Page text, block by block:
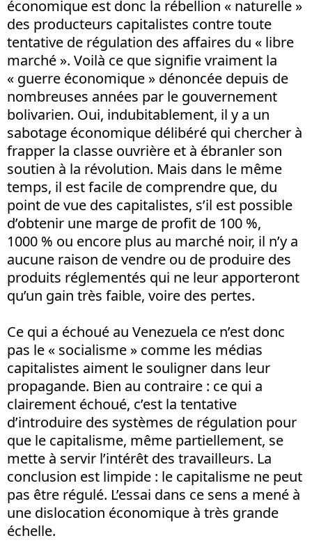
économique est donc la rébellion « naturelle »
des producteurs capitalistes contre toute
tentative de régulation des affaires du « libre
marché ». Voilà ce que signifie vraiment la
« guerre économique » dénoncée depuis de
nombreuses années par le gouvernement
bolivarien. Oui, indubitablement, il y a un
sabotage économique délibéré qui chercher à
frapper la classe ouvrière et à ébranler son
soutien à la révolution. Mais dans le même
temps, il est facile de comprendre que, du
point de vue des capitalistes, s’il est possible
d’obtenir une marge de profit de 100 %,
1000 % ou encore plus au marché noir, il n’y a
aucune raison de vendre ou de produire des
produits réglementés qui ne leur apporteront
qu’un gain très faible, voire des pertes.
Ce qui a échoué au Venezuela ce n’est donc
pas le « socialisme » comme les médias
capitalistes aiment le souligner dans leur
propagande. Bien au contraire : ce qui a
clairement échoué, c’est la tentative
d’introduire des systèmes de régulation pour
que le capitalisme, même partiellement, se
mette à servir l’intérêt des travailleurs. La
conclusion est limpide : le capitalisme ne peut
pas être régulé. L’essai dans ce sens a mené à
une dislocation économique à très grande
échelle.